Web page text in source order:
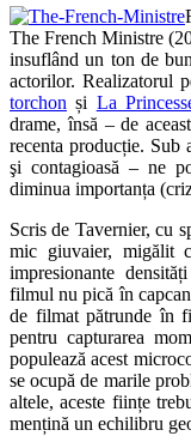
The French Ministre
insuflând un ton de
actorilor. Realizatorul
torchon și La
drame, însă – de
recenta producție. Sub
şi contagioasă – ne
diminua importanța
Scris de Tavernier, cu
mic giuvaier, migălit
impresionante
filmul nu pică în
de filmat pătrunde în
pentru capturarea
populează acest
se ocupă de marile
altele, aceste ființe
mențină un echilibru